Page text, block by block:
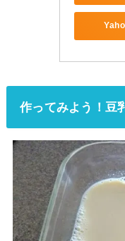
作ってみよう！豆